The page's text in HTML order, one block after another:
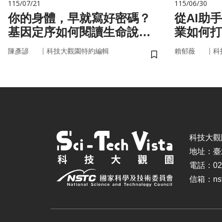
115/07/21
你的身體，早就寫好密碼？
基因定序如何閱讀生命說明
書
陳彥諺 ｜ 科技大觀園特約編輯
儲存書籤
115/06/30
從AI助
業如何
治理模
賴郁薇 ｜ 科
科技大
地址：
電話：
信箱：